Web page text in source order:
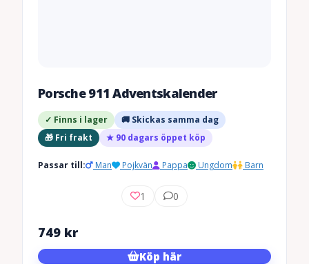
Porsche 911 Adventskalender
✓ Finns i lager
🚚 Skickas samma dag
🎁 Fri frakt
★ 90 dagars öppet köp
Passar till: Man Pojkvän Pappa Ungdom Barn
1 0
749 kr
Köp här